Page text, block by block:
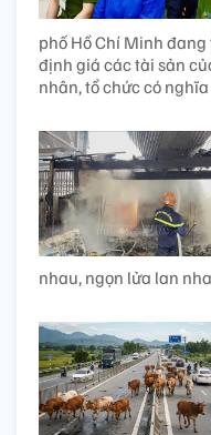
phố Hồ Chí Minh
định giá các tài sản
nhân, tổ chức có
nhau, ngọn lửa lan